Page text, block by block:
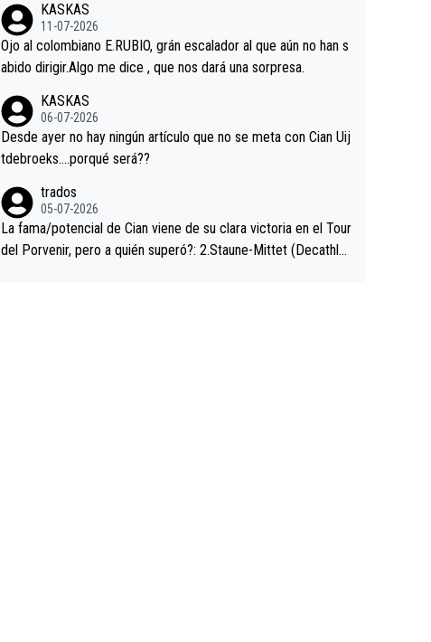
casi sin pedalear, luego está el saludo con Evenepoel dándose
la mano de una manera muy fraternal, más allá de los típicos t
oques en el hombro con que saludaba a Vingegard. Ahí hubo u
o aprieta, a ver si por querer poner a Del Toro con calzador e
n posición de podio UAE y Pojacar se van complicar el tour.
KASKAS
11-07-2026
Ojo al colombiano E.RUBIO, grán escalador al que aún no han s
abido dirigir.Algo me dice , que nos dará una sorpresa.
KASKAS
06-07-2026
Desde ayer no hay ningún artículo que no se meta con Cian Uij
tdebroeks….porqué será??
trados
05-07-2026
La fama/potencial de Cian viene de su clara victoria en el Tour
del Porvenir, pero a quién superó?: 2.Staune-Mittet (Decathlo